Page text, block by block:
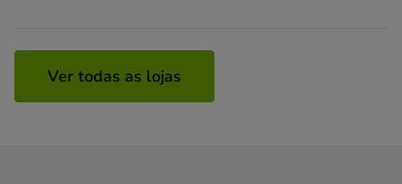
Ver todas as lojas